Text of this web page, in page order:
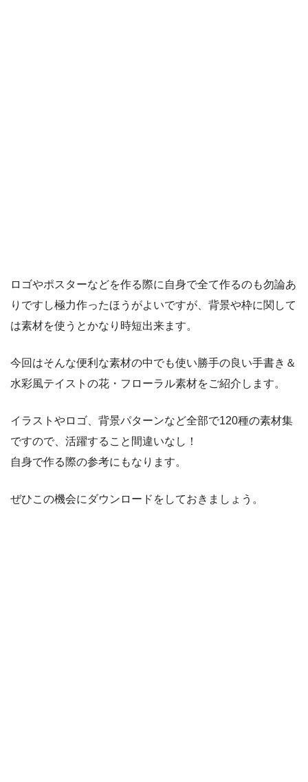
ロゴやポスターなどを作る際に自身で全て作るのも勿論あ
りですし極力作ったほうがよいですが、背景や枠に関して
は素材を使うとかなり時短出来ます。
今回はそんな便利な素材の中でも使い勝手の良い手書き＆
水彩風テイストの花・フローラル素材をご紹介します。
イラストやロゴ、背景パターンなど全部で120種の素材集
ですので、活躍すること間違いなし！
自身で作る際の参考にもなります。
ぜひこの機会にダウンロードをしておきましょう。